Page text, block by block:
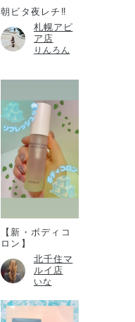
朝ビタ夜レチ‼️
札幌アピ
ア店
りんろん
【新・ボディコ
ロン】
北千住マ
ルイ店
いな